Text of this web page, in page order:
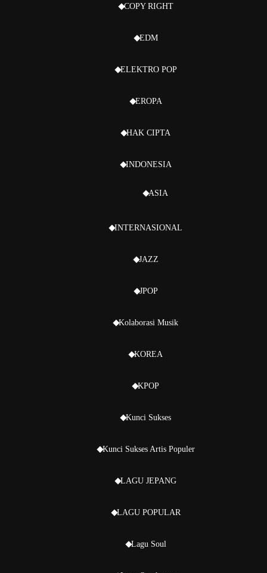
COPY RIGHT
EDM
ELEKTRO POP
EROPA
HAK CIPTA
INDONESIA
ASIA
INTERNASIONAL
JAZZ
JPOP
Kolaborasi Musik
KOREA
KPOP
Kunci Sukses
Kunci Sukses Artis Populer
LAGU JEPANG
LAGU POPULAR
Lagu Soul